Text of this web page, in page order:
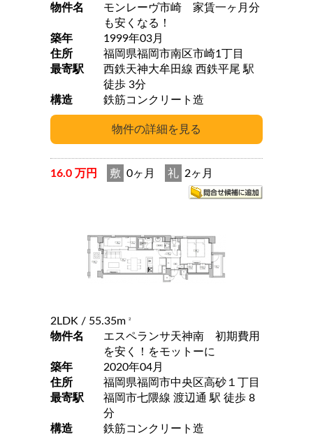
物件名
モンレーヴ市崎 家賃一ヶ月分
も安くなる！
築年
1999年03月
住所
福岡県福岡市南区市崎1丁目
最寄駅
西鉄天神大牟田線 西鉄平尾 駅
徒歩 3分
構造
鉄筋コンクリート造
16.0 万円 敷 0ヶ月 礼 2ヶ月
2LDK / 55.35m 2
物件名
エスペランサ天神南 初期費用
を安く！をモットーに
築年
2020年04月
住所
福岡県福岡市中央区高砂１丁目
最寄駅
福岡市七隈線 渡辺通 駅 徒歩 8
分
構造
鉄筋コンクリート造